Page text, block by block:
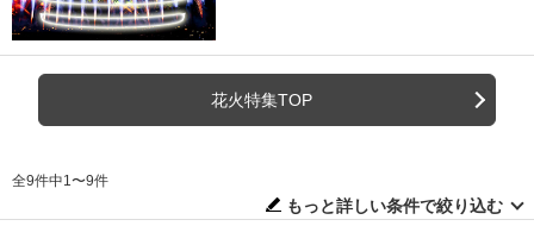
花火特集TOP
全9件中1〜9件
もっと詳しい条件で絞り込む